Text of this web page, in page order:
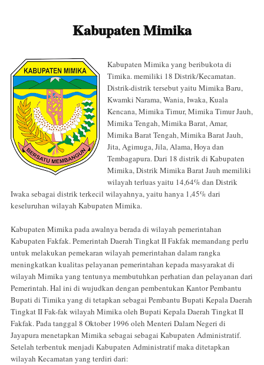
Kabupaten Mimika
Kabupaten Mimika yang beribukota di
Timika. memiliki 18 Distrik/Kecamatan.
Distrik-distrik tersebut yaitu Mimika Baru,
Kwamki Narama, Wania, Iwaka, Kuala
Kencana, Mimika Timur, Mimika Timur Jauh,
Mimika Tengah, Mimika Barat, Amar,
Mimika Barat Tengah, Mimika Barat Jauh,
Jita, Agimuga, Jila, Alama, Hoya dan
Tembagapura. Dari 18 distrik di Kabupaten
Mimika, Distrik Mimika Barat Jauh memiliki
wilayah terluas yaitu 14,64% dan Distrik
Iwaka sebagai distrik terkecil wilayahnya, yaitu hanya 1,45% dari
keseluruhan wilayah Kabupaten Mimika.
Kabupaten Mimika pada awalnya berada di wilayah pemerintahan
Kabupaten Fakfak. Pemerintah Daerah Tingkat II Fakfak memandang perlu
untuk melakukan pemekaran wilayah pemerintahan dalam rangka
meningkatkan kualitas pelayanan pemerintahan kepada masyarakat di
wilayah Mimika yang tentunya membutuhkan perhatian dan pelayanan dari
Pemerintah. Hal ini di wujudkan dengan pembentukan Kantor Pembantu
Bupati di Timika yang di tetapkan sebagai Pembantu Bupati Kepala Daerah
Tingkat II Fak-fak wilayah Mimika oleh Bupati Kepala Daerah Tingkat II
Fakfak. Pada tanggal 8 Oktober 1996 oleh Menteri Dalam Negeri di
Jayapura menetapkan Mimika sebagai sebagai Kabupaten Administratif.
Setelah terbentuk menjadi Kabupaten Administratif maka ditetapkan
wilayah Kecamatan yang terdiri dari: